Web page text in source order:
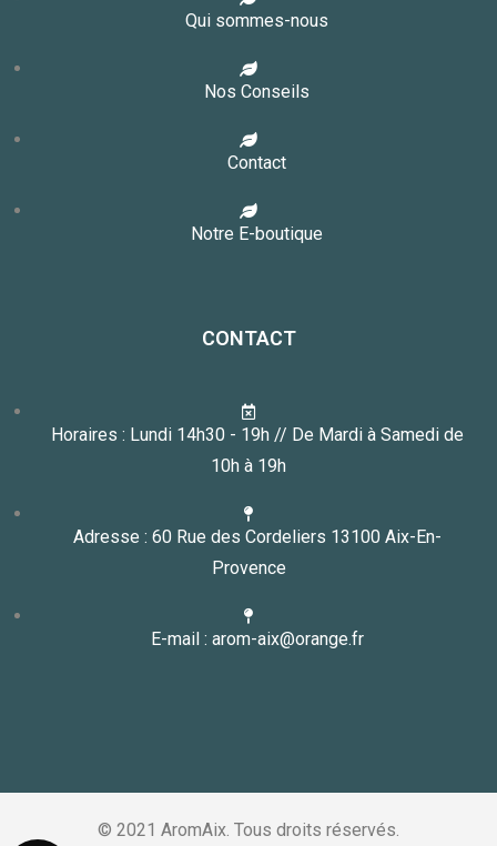
Qui sommes-nous
Nos Conseils
Contact
Notre E-boutique
CONTACT
Horaires : Lundi 14h30 - 19h // De Mardi à Samedi de
10h à 19h
Adresse : 60 Rue des Cordeliers 13100 Aix-En-
Provence
E-mail : arom-aix@orange.fr
© 2021 AromAix. Tous droits réservés.